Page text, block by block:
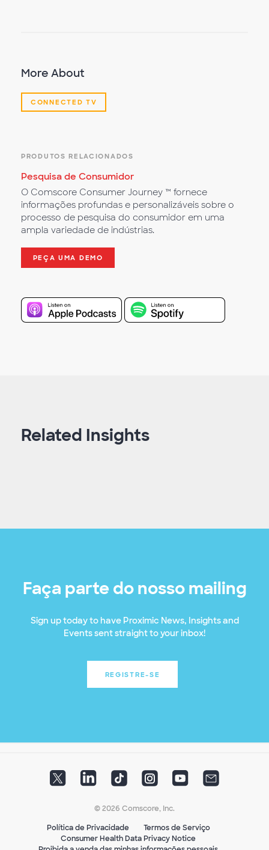
More About
CONNECTED TV
PRODUTOS RELACIONADOS
Pesquisa de Consumidor
O Comscore Consumer Journey ™ fornece
informações profundas e personalizáveis sobre o
processo de pesquisa do consumidor em uma
ampla variedade de indústrias.
PEÇA UMA DEMO
Related Insights
Faça parte do nosso mailing
Sign up today to have Proximic News, Insights and
Events sent straight to your inbox!
REGISTRE-SE
© 2026 Comscore, Inc.
Política de Privacidade
Termos de Serviço
Consumer Health Data Privacy Notice